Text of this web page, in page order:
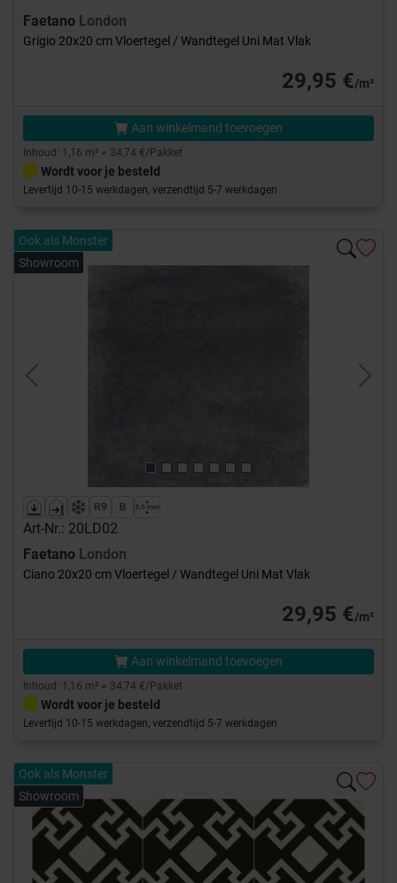
Faetano London
Grigio 20x20 cm Vloertegel / Wandtegel Uni Mat Vlak
29,95 €/m²
Aan winkelmand toevoegen
Inhoud: 1,16 m² = 34,74 €/Pakket
Wordt voor je besteld
Levertijd 10-15 werkdagen, verzendtijd 5-7 werkdagen
Ook als Monster
Showroom
Previous Next
Art-Nr.: 20LD02
Faetano London
Ciano 20x20 cm Vloertegel / Wandtegel Uni Mat Vlak
29,95 €/m²
Aan winkelmand toevoegen
Inhoud: 1,16 m² = 34,74 €/Pakket
Wordt voor je besteld
Levertijd 10-15 werkdagen, verzendtijd 5-7 werkdagen
Ook als Monster
Showroom